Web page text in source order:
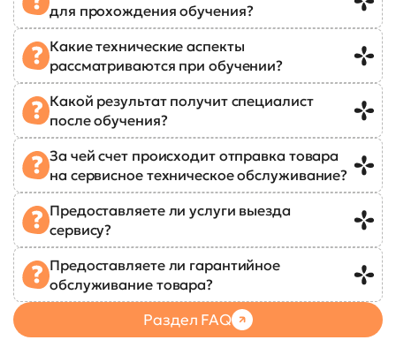
для прохождения обучения?
Какие технические аспекты
рассматриваются при обучении?
Какой результат получит специалист
после обучения?
За чей счет происходит отправка товара
на сервисное техническое обслуживание?
Предоставляете ли услуги выезда
сервису?
Предоставляете ли гарантийное
обслуживание товара?
Раздел FAQ